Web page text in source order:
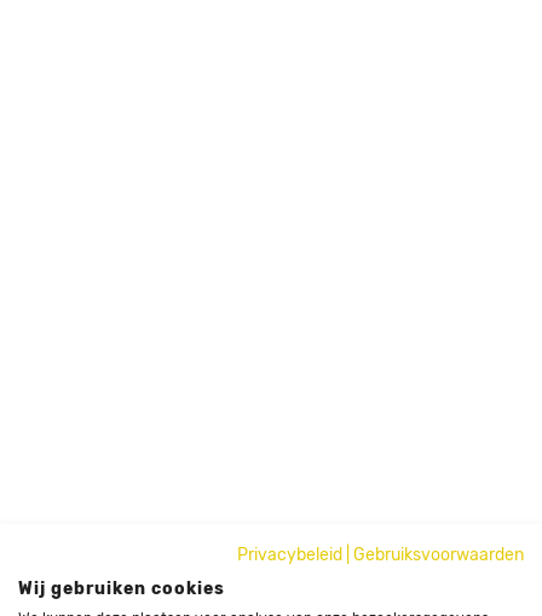
Privacybeleid
Gebruiksvoorwaarden
Wij gebruiken cookies